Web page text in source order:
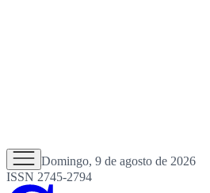
Domingo, 9 de agosto de 2026
ISSN 2745-2794